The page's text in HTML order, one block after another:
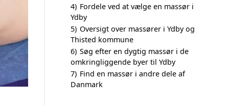
4) Fordele ved at vælge en massør i
Ydby
5) Oversigt over massører i Ydby og
Thisted kommune
6) Søg efter en dygtig massør i de
omkringliggende byer til Ydby
7) Find en massør i andre dele af
Danmark